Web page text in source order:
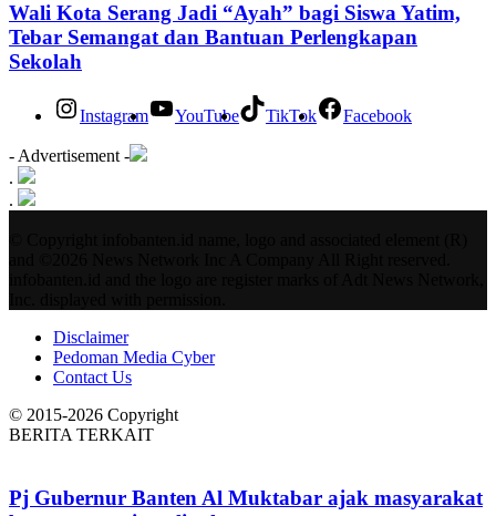
Wali Kota Serang Jadi “Ayah” bagi Siswa Yatim,
Tebar Semangat dan Bantuan Perlengkapan
Sekolah
Instagram YouTube TikTok Facebook
- Advertisement -
.
.
Disclaimer
Pedoman Media Cyber
Contact Us
© 2015-2026 Copyright
BERITA TERKAIT
Pj Gubernur Banten Al Muktabar ajak masyarakat